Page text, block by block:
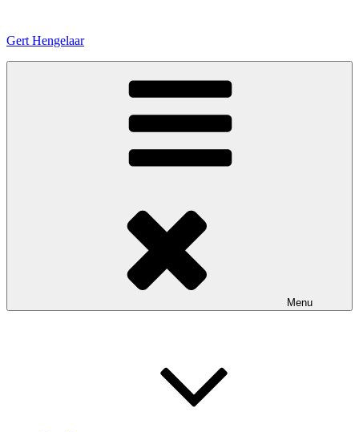
de
Gert Hengelaar
Menu